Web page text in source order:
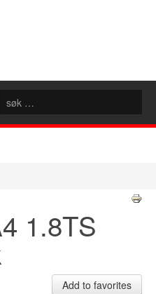
1.8TS
Add to favorites